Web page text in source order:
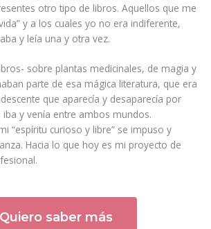
otro tipo de libros. Aquellos que me
y a los cuales yo no era indiferente,
y leía una y otra vez.
sobre plantas medicinales, de magia y
parte de esa mágica literatura, que era
que aparecía y desaparecía por
iba y venía entre ambos mundos.
“espíritu curioso y libre” se impuso y
Hacia lo que hoy es mi proyecto de
Quiero saber más